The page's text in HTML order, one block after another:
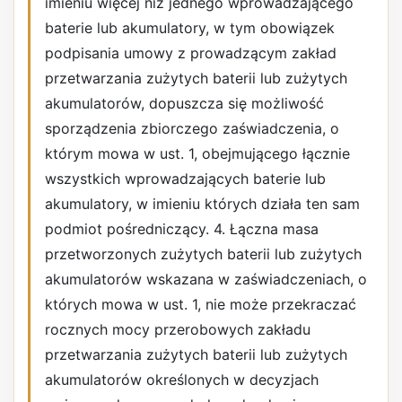
baterie lub akumulatory, w tym obowiązek
podpisania umowy z prowadzącym zakład
przetwarzania zużytych baterii lub zużytych
akumulatorów, dopuszcza się możliwość
sporządzenia zbiorczego zaświadczenia, o
którym mowa w ust. 1, obejmującego łącznie
wszystkich wprowadzających baterie lub
akumulatory, w imieniu których działa ten sam
podmiot pośredniczący. 4. Łączna masa
przetworzonych zużytych baterii lub zużytych
akumulatorów wskazana w zaświadczeniach, o
których mowa w ust. 1, nie może przekraczać
rocznych mocy przerobowych zakładu
przetwarzania zużytych baterii lub zużytych
akumulatorów określonych w decyzjach